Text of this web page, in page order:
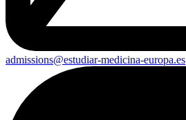
admissions@estudiar-medicina-europa.es